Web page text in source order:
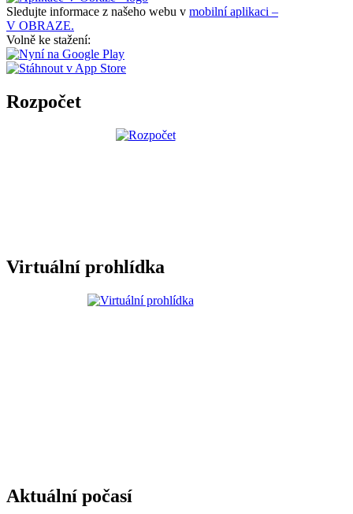
Sledujte informace z našeho webu v mobilní aplikaci –
V OBRAZE.
Volně ke stažení:
Rozpočet
Virtuální prohlídka
Aktuální počasí